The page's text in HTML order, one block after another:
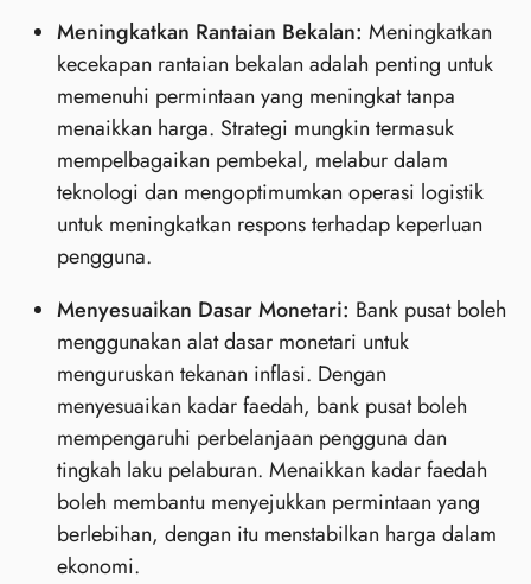
Meningkatkan Rantaian Bekalan: Meningkatkan
kecekapan rantaian bekalan adalah penting untuk
memenuhi permintaan yang meningkat tanpa
menaikkan harga. Strategi mungkin termasuk
mempelbagaikan pembekal, melabur dalam
teknologi dan mengoptimumkan operasi logistik
untuk meningkatkan respons terhadap keperluan
pengguna.
Menyesuaikan Dasar Monetari: Bank pusat boleh
menggunakan alat dasar monetari untuk
menguruskan tekanan inflasi. Dengan
menyesuaikan kadar faedah, bank pusat boleh
mempengaruhi perbelanjaan pengguna dan
tingkah laku pelaburan. Menaikkan kadar faedah
boleh membantu menyejukkan permintaan yang
berlebihan, dengan itu menstabilkan harga dalam
ekonomi.